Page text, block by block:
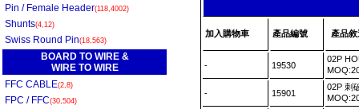
Pin / Female Header(118,4002)
Shunts(4,12)
Swiss Round Pin(18,563)
BOARD TO WIRE &
WIRE TO WIRE
FFC CABLE(2,8)
FPC / FFC(30,504)
加入購物車 產品編號 產品敘
- 19530
02P
- 15901
02P 刺